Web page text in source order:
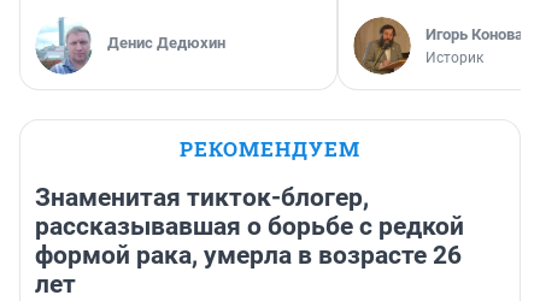
Денис Дедюхин Игорь
Историк
РЕКОМЕНДУЕМ
Знаменитая тикток-блогер,
рассказывавшая о борьбе с редкой
формой рака, умерла в возрасте 26
лет